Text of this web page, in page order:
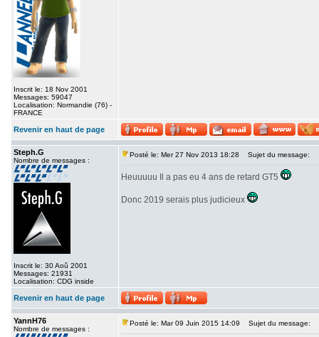
Inscrit le: 18 Nov 2001
Messages: 59047
Localisation: Normandie (76) -
FRANCE
Revenir en haut de page
Steph.G
Nombre de messages :
Inscrit le: 30 Aoû 2001
Messages: 21931
Localisation: CDG inside
Posté le: Mer 27 Nov 2013 18:28 Sujet du message:
Heuuuuu Il a pas eu 4 ans de retard GT5
Donc 2019 serais plus judicieux
Revenir en haut de page
YannH76
Nombre de messages :
Posté le: Mar 09 Juin 2015 14:09 Sujet du message: